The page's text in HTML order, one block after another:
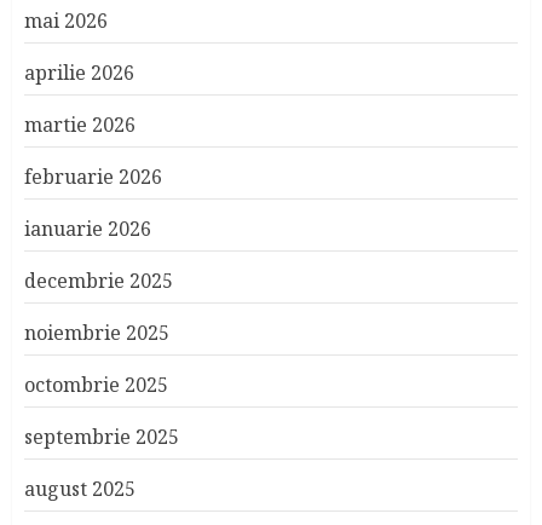
mai 2026
aprilie 2026
martie 2026
februarie 2026
ianuarie 2026
decembrie 2025
noiembrie 2025
octombrie 2025
septembrie 2025
august 2025